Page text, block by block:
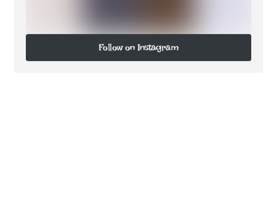
Follow on Instagram
Follow on Instagram